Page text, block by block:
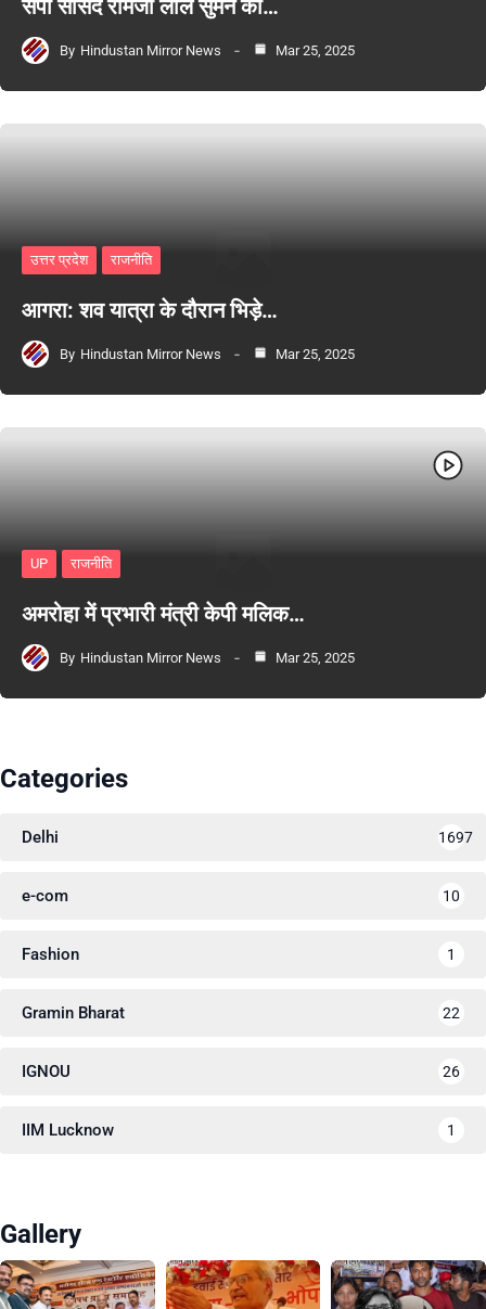
सपा सांसद रामजी लाल सुमन का…
By Hindustan Mirror News Mar 25, 2025
उत्तर प्रदेश राजनीति
आगरा: शव यात्रा के दौरान भिड़े…
By Hindustan Mirror News Mar 25, 2025
UP राजनीति
अमरोहा में प्रभारी मंत्री केपी मलिक…
By Hindustan Mirror News Mar 25, 2025
Categories
Delhi 1697
e-com 10
Fashion 1
Gramin Bharat 22
IGNOU 26
IIM Lucknow 1
Gallery